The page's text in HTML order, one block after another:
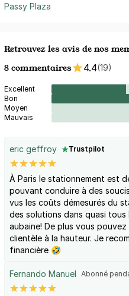
Passy Plaza
Retrouvez les avis de nos
8 commentaires
4.4(19)
Excellent
Bon
Moyen
Mauvais
eric geffroy Trustpilot
À Paris le stationnement est
pouvant conduire à des
vus les coûts démesurés du
des solutions dans quasi tous
aubaine! De plus vous
clientèle à la hauteur. Je
financière 🤣
Fernando Manuel Abonné